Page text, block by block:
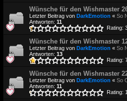
Wünsche für den Wishmaster
Letzter Beitrag von DarkEmotion « So
Antworten: 11
Rating:
Wünsche für den Wishmaster
Letzter Beitrag von DarkEmotion « So
Antworten: 13
Rating:
Wünsche für den Wishmaster
Letzter Beitrag von DarkEmotion « So
Antworten: 11
Rating: